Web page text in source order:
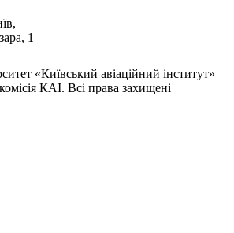
1
«Київський авіаційний інститут»
КАІ. Всі права захищені